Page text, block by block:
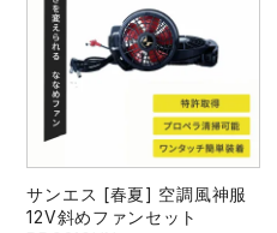
サンエス [春夏] 空調風神服
12V斜めファンセット